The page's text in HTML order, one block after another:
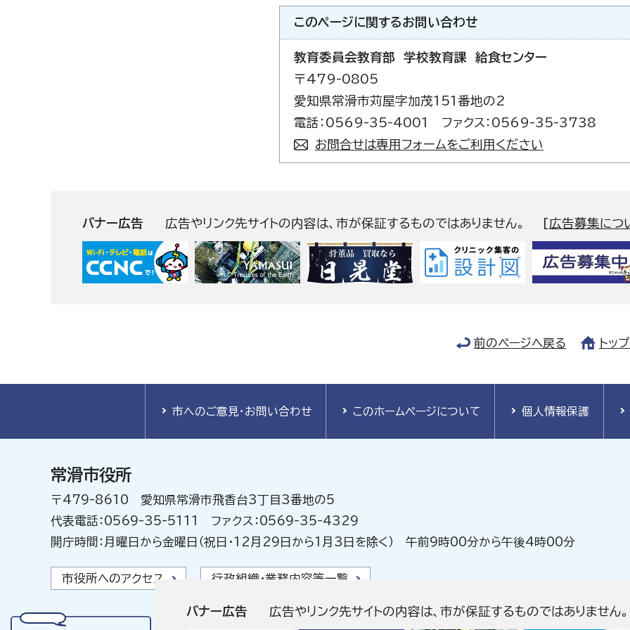
このページに関するお問い合わせ
教育委員会教育部 学校教育課 給食センター
〒479-0805
愛知県常滑市苅屋字加茂151番地の2
電話：0569-35-4001 ファクス：0569-35-3738
お問合せは専用フォームをご利用ください
バナー広告 広告やリンク先サイトの内容は、市が保証するものではありません。 [広告募集につ
バナー広告 広告やリンク先サイトの内容は、市が保証するものではありません。
前のページへ戻る トッ
市へのご意見・お問い合わせ このホームページについて 個人情報保護
常滑市役所
〒479-8610 愛知県常滑市飛香台3丁目3番地の5
代表電話：0569-35-5111 ファクス：0569-35-4329
開庁時間：月曜日から金曜日（祝日・12月29日から1月3日を除く） 午前9時00分から午後4時00分
市役所へのアクセス 行政組織・業務内容等一覧